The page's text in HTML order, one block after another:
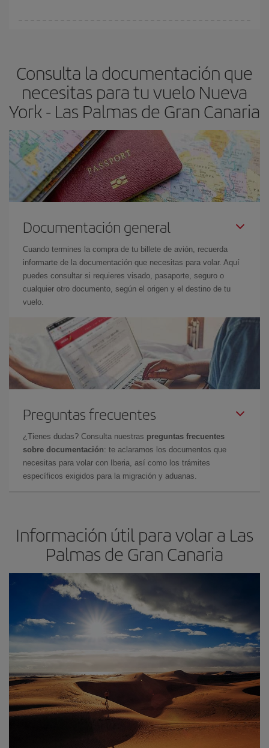
avión más baratos te saldrán. Además, si buscas los vuelos con
las fechas y los horarios del viaje un poco abiertos, podráselegir
el precio más barato.
Consulta la documentación que
necesitas para tu vuelo Nueva
York - Las Palmas de Gran Canaria
Documentación general
Cuando termines la compra de tu billete de avión, recuerda
informarte de la documentación que necesitas para volar. Aquí
puedes consultar si requieres visado, pasaporte, seguro o
cualquier otro documento, según el origen y el destino de tu
vuelo.
Preguntas frecuentes
¿Tienes dudas? Consulta nuestras preguntas frecuentes
sobre documentación: te aclaramos los documentos que
necesitas para volar con Iberia, así como los trámites
específicos exigidos para la migración y aduanas.
Información útil para volar a Las
Palmas de Gran Canaria